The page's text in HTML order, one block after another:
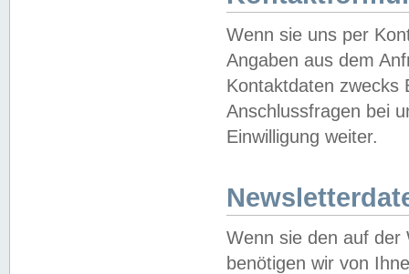
Wenn sie uns per
Angaben aus dem
Kontaktdaten zwecks
Anschlussfragen bei
Einwilligung weiter.
Wenn sie den auf der
benötigen wir von